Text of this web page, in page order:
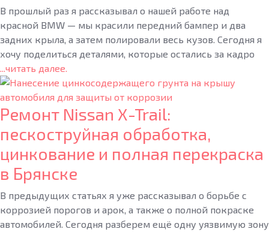
В прошлый раз я рассказывал о нашей работе над
красной BMW — мы красили передний бампер и два
задних крыла, а затем полировали весь кузов. Сегодня я
хочу поделиться деталями, которые остались за кадро
...читать далее.
Ремонт Nissan X-Trail:
пескоструйная обработка,
цинкование и полная перекраска
в Брянске
В предыдущих статьях я уже рассказывал о борьбе с
коррозией порогов и арок, а также о полной покраске
автомобилей. Сегодня разберем ещё одну уязвимую зону